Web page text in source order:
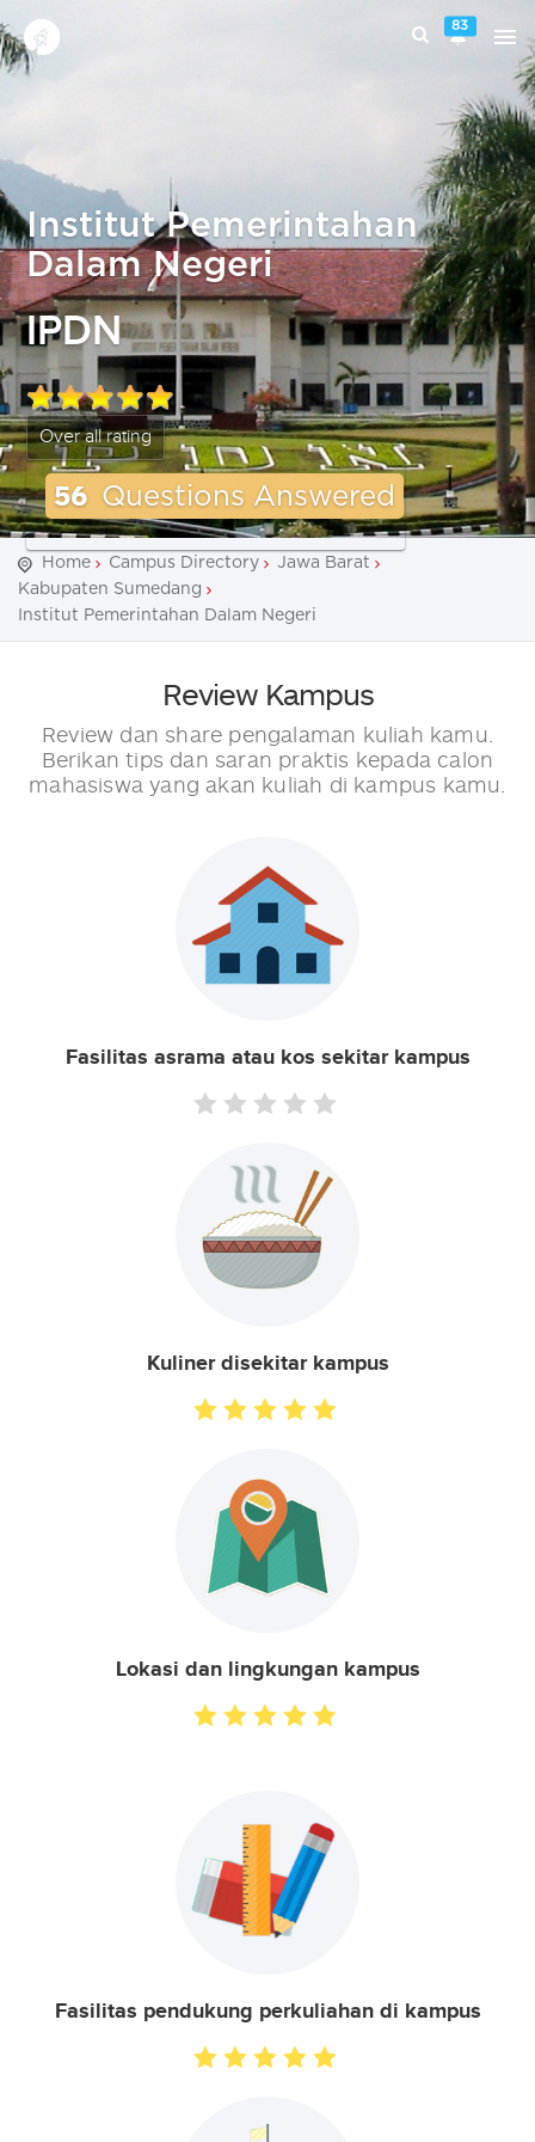
83
Institut Pemerintahan
Dalam Negeri
IPDN
Over all rating
56 Questions Answered
Home Campus Directory
Jawa Barat
Kabupaten Sumedang
Institut Pemerintahan Dalam Negeri
Review Kampus
Review dan share pengalaman kuliah kamu.
Berikan tips dan saran praktis kepada calon
mahasiswa yang akan kuliah di kampus kamu.
Fasilitas asrama atau kos sekitar kampus
Kuliner disekitar kampus
Lokasi dan lingkungan kampus
Fasilitas pendukung perkuliahan di kampus